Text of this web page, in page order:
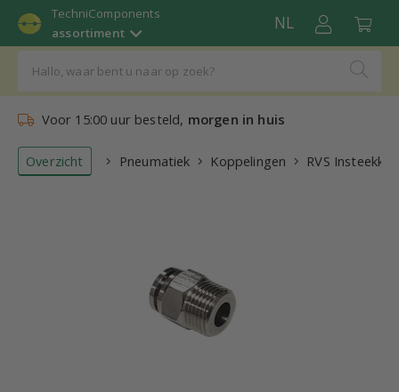
TechniComponents
assortiment
NL
Voor 15:00 uur besteld, morgen in huis
Overzicht Pneumatiek Koppelingen RVS